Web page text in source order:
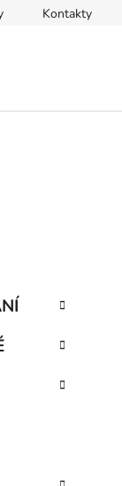
Kontakty